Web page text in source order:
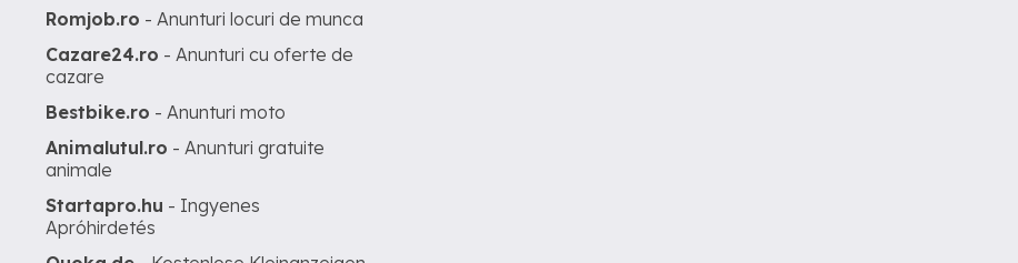
Romjob.ro - Anunturi locuri de munca
Cazare24.ro - Anunturi cu oferte de
cazare
Bestbike.ro - Anunturi moto
Animalutul.ro - Anunturi gratuite
animale
Startapro.hu - Ingyenes
Apróhirdetés